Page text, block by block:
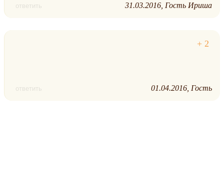
ответить 31.03.2016 Гость Ириша
ответить 01.04.2016 Гость